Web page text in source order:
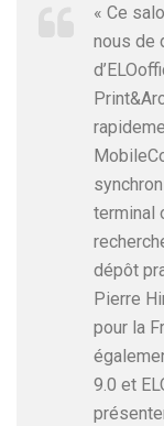
« Ce
nous de
terminal
dépôt
Pierre
pour la
9.0 et